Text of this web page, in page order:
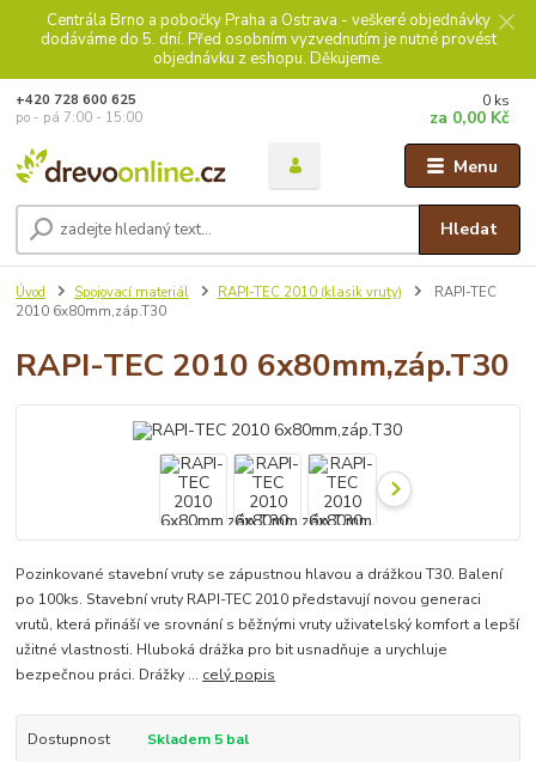
Centrála Brno a pobočky Praha a Ostrava - veškeré objednávky
dodáváme do 5. dní. Před osobním vyzvednutím je nutné provést
objednávku z eshopu. Děkujeme.
Menu
Hledat
+420 728 600 625
po - pá 7:00 - 15:00
0 ks
za 0,00 Kč
Úvod Spojovací materiál RAPI-TEC 2010 (klasik vruty)
RAPI-TEC
2010 6x80mm,záp.T30
RAPI-TEC 2010 6x80mm,záp.T30
Pozinkované stavební vruty se zápustnou hlavou a drážkou T30. Balení
po 100ks. Stavební vruty RAPI-TEC 2010 představují novou generaci
vrutů, která přináší ve srovnání s běžnými vruty uživatelský komfort a lepší
užitné vlastnosti. Hluboká drážka pro bit usnadňuje a urychluje
bezpečnou práci. Drážky ... celý popis
Dostupnost
Skladem 5 bal